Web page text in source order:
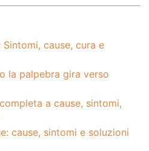
cause, cura e
la palpebra gira verso
a cause, sintomi,
cause, sintomi e soluzioni